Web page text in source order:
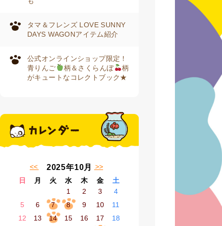
タマ＆フレンズ LOVE SUNNY
DAYS WAGONアイテム紹介
公式オンラインショップ限定！
青りんご
柄＆さくらんぼ
柄
がキュートなコレクトブック★
2025年10月
日 月 火 水 木 金 土
« 9月 11月 »
1 2 3
4
5
6 7 8 9 10
11
12
13 14 15 16 17
18